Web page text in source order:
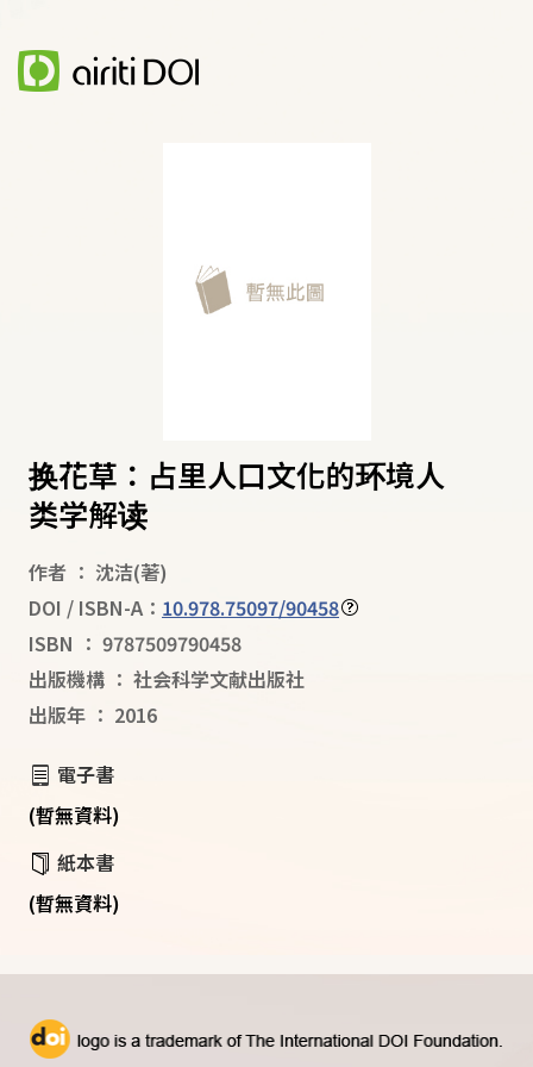
换花草：占里人口文化的环境人
类学解读
作者 ： 沈洁(著)
DOI / ISBN-A： 10.978.75097/90458
ISBN ： 9787509790458
出版機構 ： 社会科学文献出版社
出版年 ： 2016
電子書
(暫無資料)
紙本書
(暫無資料)